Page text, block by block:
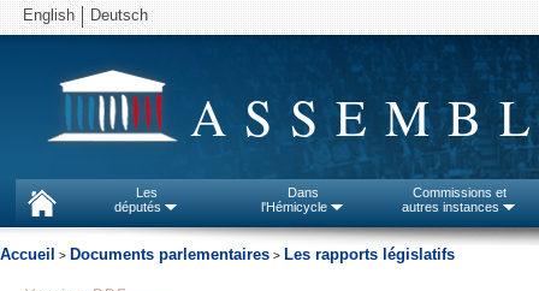
English Deutsch
Les
députés
Dans
l'Hémicycle
Commissions et
autres instances
Accueil > Documents parlementaires > Les rapports législatifs